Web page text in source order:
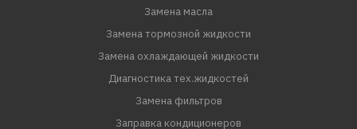
Замена масла
Замена тормозной жидкости
Замена охлаждающей жидкости
Диагностика тех.жидкостей
Замена фильтров
Заправка кондиционеров